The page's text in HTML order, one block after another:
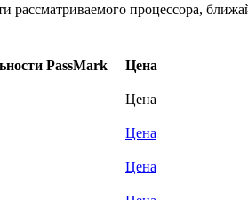
рассматриваемого процессора,
PassMark Цена
Цена
Цена
Цена